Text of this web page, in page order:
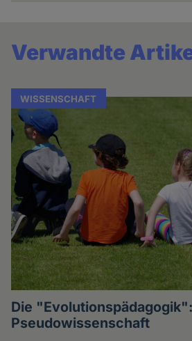
Verwandte
WISSENSCHAFT
Die
Pseudowissenschaft